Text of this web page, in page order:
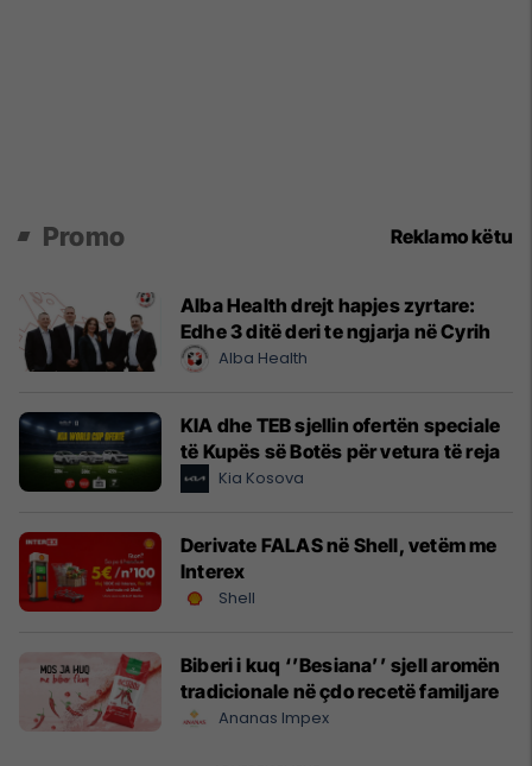
Promo Reklamo këtu
Alba Health drejt hapjes zyrtare:
Edhe 3 ditë deri te ngjarja në Cyrih
Alba Health
KIA dhe TEB sjellin ofertën speciale
të Kupës së Botës për vetura të reja
Kia Kosova
Derivate FALAS në Shell, vetëm me
Interex
Shell
Biberi i kuq ‘’Besiana’’ sjell aromën
tradicionale në çdo recetë familjare
Ananas Impex